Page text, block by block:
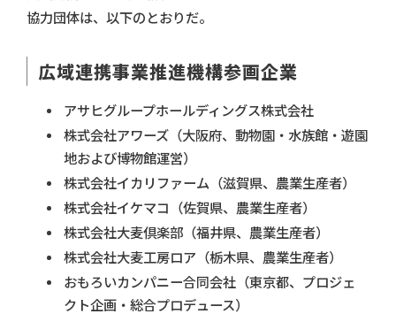
協力団体は、以下のとおりだ。
広域連携事業推進機構参画企業
アサヒグループホールディングス株式会社
株式会社アワーズ（大阪府、動物園・水族館・遊園
地および博物館運営）
株式会社イカリファーム（滋賀県、農業生産者）
株式会社イケマコ（佐賀県、農業生産者）
株式会社大麦倶楽部（福井県、農業生産者）
株式会社大麦工房ロア（栃木県、農業生産者）
おもろいカンパニー合同会社（東京都、プロジェ
クト企画・総合プロデュース）